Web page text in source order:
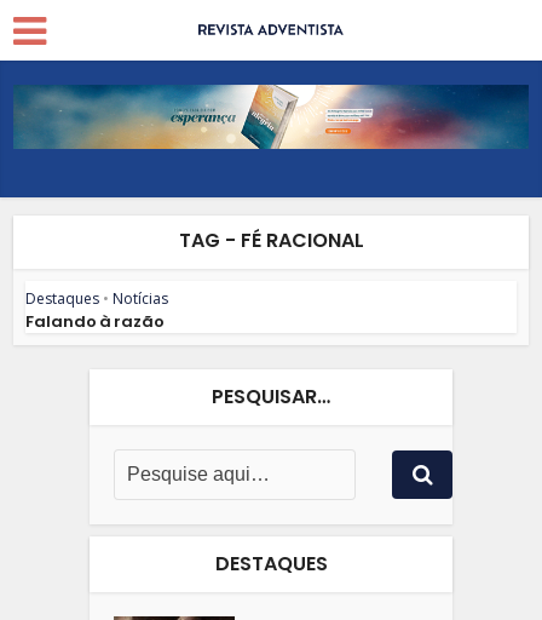
TAG - FÉ RACIONAL
Destaques • Notícias
Falando à razão
PESQUISAR…
DESTAQUES